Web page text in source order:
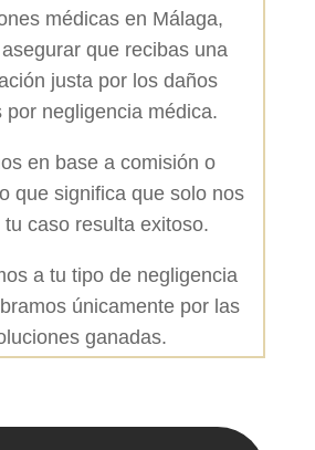
médicas en Málaga,
que recibas una
justa por los daños
por negligencia médica.
en base a comisión o
que significa que solo nos
tu caso resulta exitoso.
a tu tipo de negligencia
únicamente por las
ganadas.